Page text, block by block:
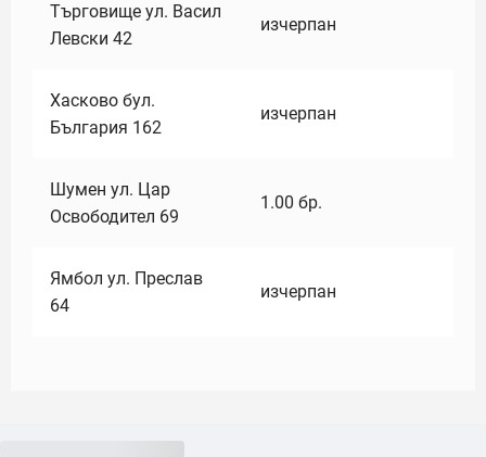
Търговище ул. Васил
Левски 42
изчерпан
Хасково бул.
България 162
изчерпан
Шумен ул. Цар
Освободител 69
1.00 бр.
Ямбол ул. Преслав
64
изчерпан